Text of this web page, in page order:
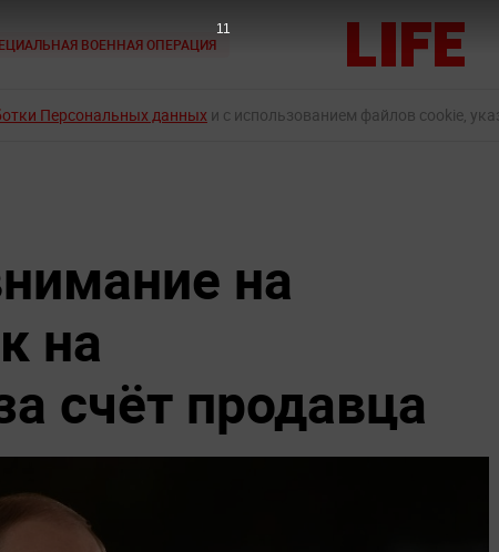
ВОЕННАЯ ОПЕРАЦИЯ
Персональных данных и с использованием файлов cookie,
на
на
счёт продавца
9